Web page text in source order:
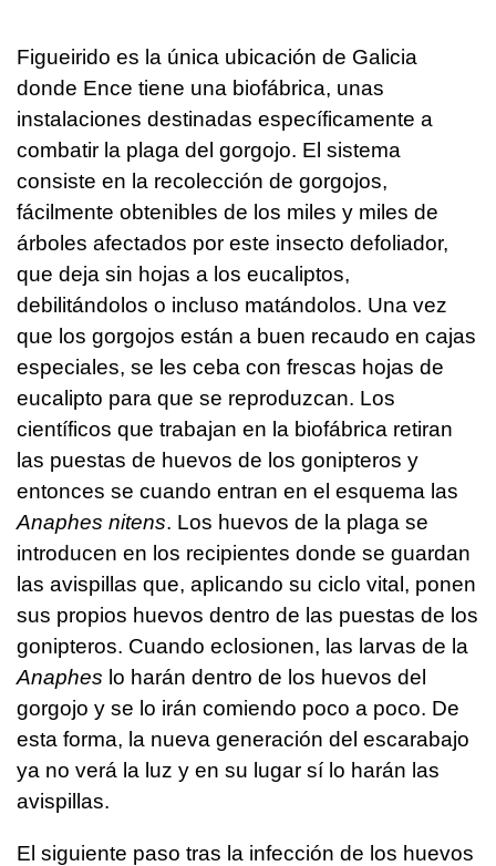
Figueirido es la única ubicación de Galicia
donde Ence tiene una biofábrica, unas
instalaciones destinadas específicamente a
combatir la plaga del gorgojo. El sistema
consiste en la recolección de gorgojos,
fácilmente obtenibles de los miles y miles de
árboles afectados por este insecto defoliador,
que deja sin hojas a los eucaliptos,
debilitándolos o incluso matándolos. Una vez
que los gorgojos están a buen recaudo en cajas
especiales, se les ceba con frescas hojas de
eucalipto para que se reproduzcan. Los
científicos que trabajan en la biofábrica retiran
las puestas de huevos de los gonipteros y
entonces se cuando entran en el esquema las
Anaphes nitens. Los huevos de la plaga se
introducen en los recipientes donde se guardan
las avispillas que, aplicando su ciclo vital, ponen
sus propios huevos dentro de las puestas de los
gonipteros. Cuando eclosionen, las larvas de la
Anaphes lo harán dentro de los huevos del
gorgojo y se lo irán comiendo poco a poco. De
esta forma, la nueva generación del escarabajo
ya no verá la luz y en su lugar sí lo harán las
avispillas.
El siguiente paso tras la infección de los huevos